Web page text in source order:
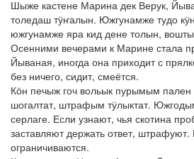
Шыже кастене Марина дек Верук,
толедаш тӱҥалын. Южгунамже тудо
южгунамже яра кид дене толын,
Осенними вечерами к Марине стала
Йываная, иногда она приходит с
без ничего, сидит, смеётся.
Кӧн печыж гоч вольык пурымым
шогалтат, штрафым тӱлыктат.
серлаге. Если узнают, чья скотина
заставляют держать ответ, штрафуют.
ограничиваются.